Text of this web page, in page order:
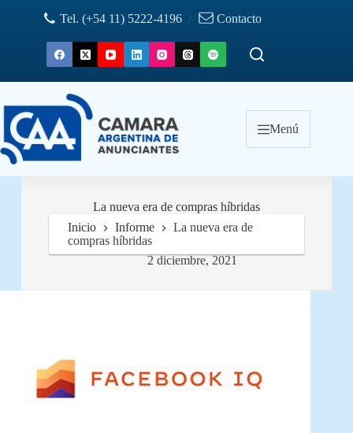
Tel. (+54 11) 5222-4196 / Contacto
Menú
La nueva era de compras híbridas
2 diciembre, 2021
Inicio Informe
La nueva era de
compras híbridas